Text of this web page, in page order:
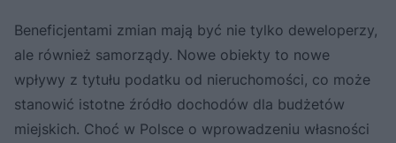
Beneficjentami zmian mają być nie tylko deweloperzy,
ale również samorządy. Nowe obiekty to nowe
wpływy z tytułu podatku od nieruchomości, co może
stanowić istotne źródło dochodów dla budżetów
miejskich. Choć w Polsce o wprowadzeniu własności